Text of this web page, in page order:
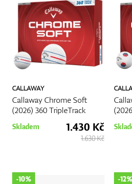
Bagy
GPS/
Doplňky
CALLAWAY
Callaway Chrome Soft
(2026) 360 TripleTrack
Skladem 1.430 Kč
1.630 Kč
-10% -12%